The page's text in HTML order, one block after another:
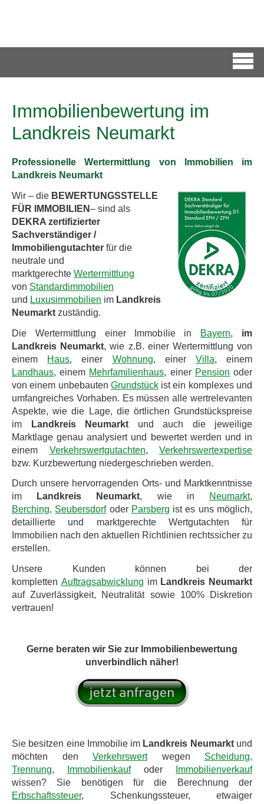
Immobilienbewertung im
Landkreis Neumarkt
Professionelle Wertermittlung von Immobilien im
Landkreis Neumarkt
Wir – die BEWERTUNGSSTELLE
FÜR IMMOBILIEN– sind als
DEKRA zertifizierter
Sachverständiger /
Immobiliengutachter für die
neutrale und
marktgerechte Wertermittlung
von Standardimmobilien
und Luxusimmobilien im Landkreis
Neumarkt zuständig.
Die Wertermittlung einer Immobilie in Bayern, im
Landkreis Neumarkt, wie z.B. einer Wertermittlung von
einem
Haus, einer Wohnung, einer Villa, einem
Landhaus, einem Mehrfamilienhaus, einer Pension oder
von einem unbebauten Grundstückist ein komplexes und
umfangreiches Vorhaben. Es müssen alle wertrelevanten
Aspekte, wie die Lage, die örtlichen Grundstückspreise
im
Landkreis Neumarkt und auch die jeweilige
Marktlage genau analysiert und bewertet werden und in
einem Verkehrswertgutachten, Verkehrswertexpertise
bzw. Kurzbewertung niedergeschrieben werden.
Durch unsere hervorragenden Orts- und Marktkenntnisse
im
Landkreis Neumarkt, wie in Neumarkt,
Berching, Seubersdorfoder Parsberg ist es uns möglich,
detaillierte und marktgerechte Wertgutachten für
Immobilien nach den aktuellen Richtlinien rechtssicher zu
erstellen.
Unsere Kunden können bei der
kompletten Auftragsabwicklung im Landkreis Neumarkt
auf Zuverlässigkeit, Neutralität sowie 100% Diskretion
vertrauen!
Gerne beraten wir Sie zur Immobilienbewertung
unverbindlich näher!
Sie besitzen eine Immobilie im Landkreis Neumarktund
möchten den Verkehrswertwegen Scheidung,
Trennung, Immobilienkaufoder
Immobilienverkauf
wissen? Sie benötigen für die Berechnung der
Erbschaftssteuer, Schenkungssteuer, etwaiger